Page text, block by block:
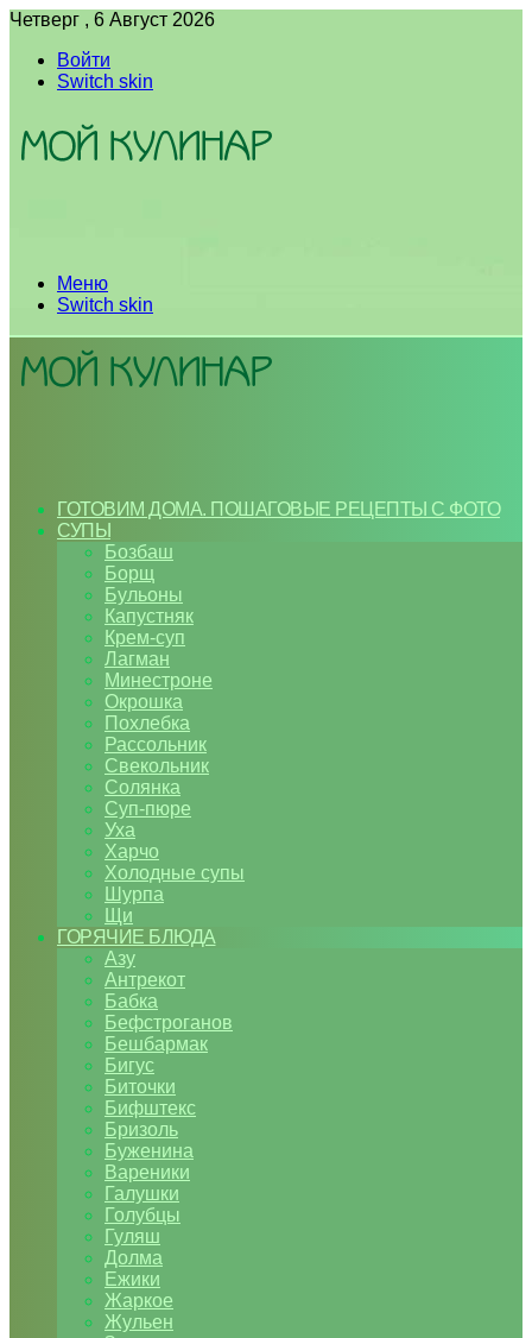
Четверг , 6 Август 2026
Войти
Switch skin
Меню
Switch skin
ГОТОВИМ ДОМА. ПОШАГОВЫЕ РЕЦЕПТЫ С ФОТО
СУПЫ
Бозбаш
Борщ
Бульоны
Капустняк
Крем-суп
Лагман
Минестроне
Окрошка
Похлебка
Рассольник
Свекольник
Солянка
Суп-пюре
Уха
Харчо
Холодные супы
Шурпа
Щи
ГОРЯЧИЕ БЛЮДА
Азу
Антрекот
Бабка
Бефстроганов
Бешбармак
Бигус
Биточки
Бифштекс
Бризоль
Буженина
Вареники
Галушки
Голубцы
Гуляш
Долма
Ежики
Жаркое
Жульен